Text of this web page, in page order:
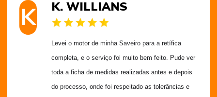
K K. WILLIANS
Levei o motor de minha Saveiro para a retífica
completa, e o serviço foi muito bem feito. Pude ver
toda a ficha de medidas realizadas antes e depois
do processo, onde foi respeitado as tolerâncias e